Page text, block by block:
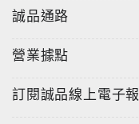
誠品通路
營業據點
訂閱誠品線上電子報